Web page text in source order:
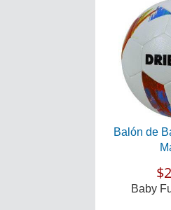
Balón de
Baby